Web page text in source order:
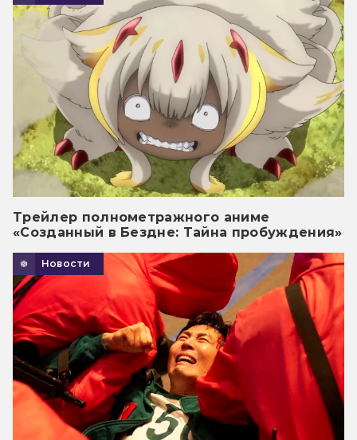
Трейлер полнометражного аниме
«Созданный в Бездне: Тайна пробуждения»
Новости